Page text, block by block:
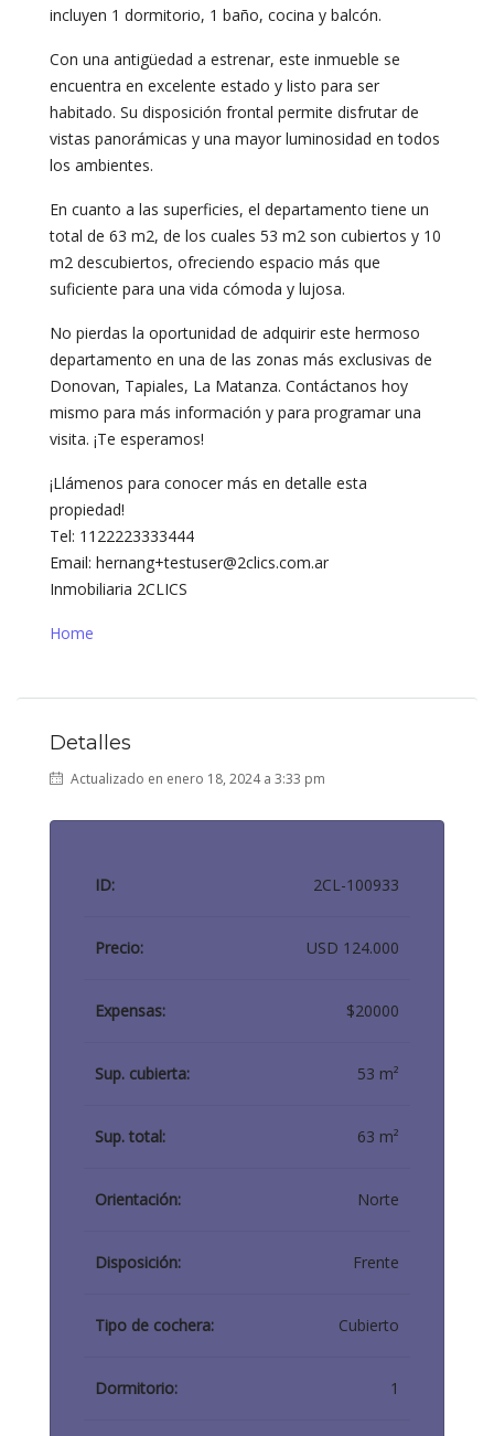
incluyen 1 dormitorio, 1 baño, cocina y balcón.
Con una antigüedad a estrenar, este inmueble se
encuentra en excelente estado y listo para ser
habitado. Su disposición frontal permite disfrutar de
vistas panorámicas y una mayor luminosidad en todos
los ambientes.
En cuanto a las superficies, el departamento tiene un
total de 63 m2, de los cuales 53 m2 son cubiertos y 10
m2 descubiertos, ofreciendo espacio más que
suficiente para una vida cómoda y lujosa.
No pierdas la oportunidad de adquirir este hermoso
departamento en una de las zonas más exclusivas de
Donovan, Tapiales, La Matanza. Contáctanos hoy
mismo para más información y para programar una
visita. ¡Te esperamos!
¡Llámenos para conocer más en detalle esta
propiedad!
Tel: 1122223333444
Email: hernang+testuser@2clics.com.ar
Inmobiliaria 2CLICS
Home
Detalles
Actualizado en enero 18, 2024 a 3:33 pm
ID: 2CL-100933
Precio: USD 124.000
Expensas: $20000
Sup. cubierta: 53 m²
Sup. total: 63 m²
Orientación: Norte
Disposición: Frente
Tipo de cochera: Cubierto
Dormitorio: 1